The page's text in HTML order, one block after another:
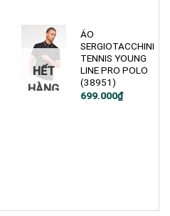
399.000₫.
HẾT
HÀNG
ÁO
SERGIOTACCHINI
TENNIS YOUNG
LINE PRO POLO
(38951)
699.000₫